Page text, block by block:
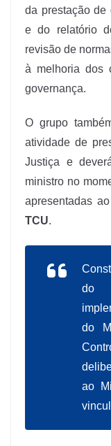
da prestação de
e do relatório
revisão de
à melhoria dos
governança.
O grupo
atividade de
Justiça e
ministro no
apresentadas ao
TCU.
do
do
ao